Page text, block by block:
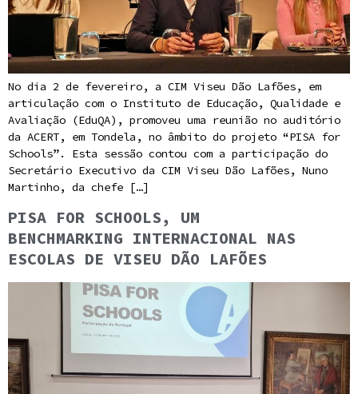
No dia 2 de fevereiro, a CIM Viseu Dão Lafões, em
articulação com o Instituto de Educação, Qualidade e
Avaliação (EduQA), promoveu uma reunião no auditório
da ACERT, em Tondela, no âmbito do projeto “PISA for
Schools”. Esta sessão contou com a participação do
Secretário Executivo da CIM Viseu Dão Lafões, Nuno
Martinho, da chefe […]
PISA FOR SCHOOLS, UM
BENCHMARKING INTERNACIONAL NAS
ESCOLAS DE VISEU DÃO LAFÕES